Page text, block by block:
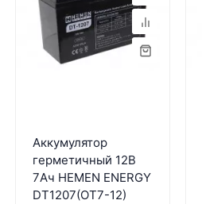
Аккумулятор
герметичный 12В
7Aч HEMEN ENERGY
DT1207(OT7-12)